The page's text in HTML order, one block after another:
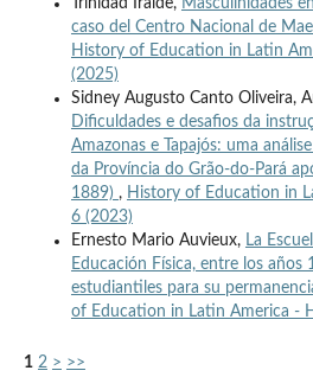
Trinidad Iralde, Masculinidades
caso del Centro Nacional de
History of Education in Latin
(2025)
Sidney Augusto Canto Oliveira,
Dificuldades e desafios da
Amazonas e Tapajós: uma
da Província do Grão-do-Pará
1889) , History of Education in
6 (2023)
Ernesto Mario Auvieux, La
Educación Física, entre los
estudiantiles para su
of Education in Latin America -
1 2 > >>